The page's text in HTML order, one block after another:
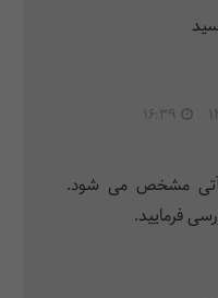
16:39
آتی مشخص می شود.
فرمایید.